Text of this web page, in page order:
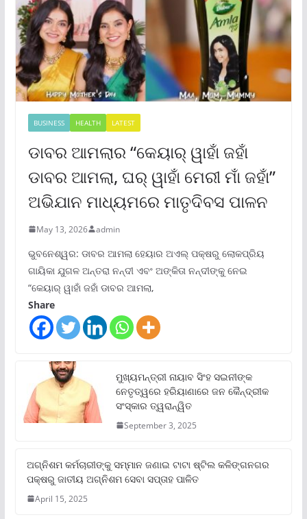
BUSINESS HEALTH LATEST
ଡାବର ଆମଲାର “କେୟାର୍ ୱାହାଁ ଜହାଁ
ଡାବର ଆମଲା, ଘର୍ ୱାହାଁ ମେରୀ ମାଁ ଜହାଁ”
ଅଭିଯାନ ମାଧ୍ୟମରେ ମାତୃଦିବସ ପାଳନ
May 13, 2026 admin
ଭୁବନେଶ୍ୱର: ଡାବର ଆମଲା ହେୟାର ଅଏଲ୍ ପକ୍ଷରୁ ଲୋକପ୍ରିୟ
ଗାୟିକା ଯୁଗଳ ଅନ୍ତରା ନନ୍ଦୀ ଏବଂ ଅଙ୍କିତା ନନ୍ଦୀଙ୍କୁ ନେଇ
“କେୟାର୍ ୱାହାଁ ଜହାଁ ଡାବର ଆମଲା,
Share
ମୁଖ୍ୟମନ୍ତ୍ରୀ ନାୟାବ ସିଂହ ସଇନୀଙ୍କ
ନେତୃତ୍ୱରେ ହରିୟାଣାରେ ଜନ କୈନ୍ଦ୍ରୀକ
ସଂସ୍କାର ତ୍ୱରାନ୍ୱିତ
September 3, 2025
ଅଗ୍ନିଶମ କର୍ମଚାରୀଙ୍କୁ ସମ୍ମାନ ଜଣାଇ ଟାଟା ଷ୍ଟିଲ କଳିଙ୍ଗନଗର
ପକ୍ଷରୁ ଜାତୀୟ ଅଗ୍ନିଶମ ସେବା ସପ୍ତାହ ପାଳିତ
April 15, 2025